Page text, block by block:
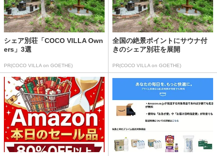
シェア別荘「COCO VILLA Own
ers」3選
PR(COCO VILLA on GOETHE)
全国の絶景ポイントにサウナ付
きのシェア別荘を展開
PR(COCO VILLA on GOETHE)